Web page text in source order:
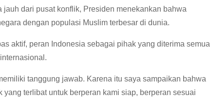
dari pusat konflik, Presiden menekankan bahwa
dengan populasi Muslim terbesar di dunia.
aktif, peran Indonesia sebagai pihak yang diterima semua
tanggung jawab. Karena itu saya sampaikan bahwa
terlibat untuk berperan kami siap, berperan sesuai